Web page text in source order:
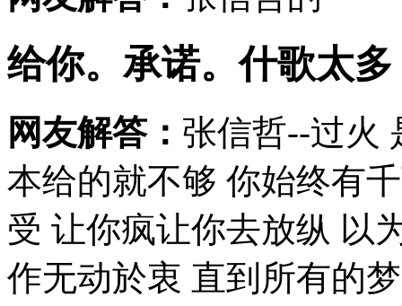
给你。承诺。什歌太
网友解答： 张信哲--过火
本给的就不够 你始终有
受 让你疯让你去放纵 以
作无动於衷 直到所有的